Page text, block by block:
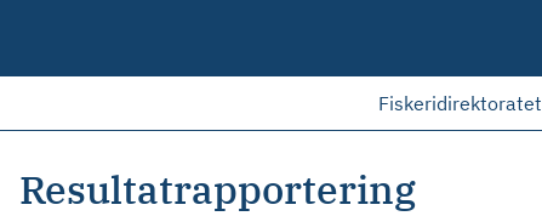
Fiskeridirektoratet
Resultatrapportering